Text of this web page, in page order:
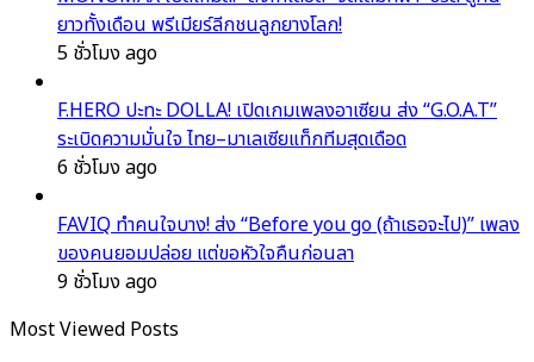
ยาวทั้งเดือน พรีเมียร์ลีกชนลูกยางโลก!
5 ชั่วโมง ago
F.HERO ปะทะ DOLLA! เปิดเกมเพลงอาเซียน ส่ง “G.O.A.T”
ระเบิดความมั่นใจ ไทย–มาเลเซียแท็กทีมสุดเดือด
6 ชั่วโมง ago
FAVIQ ทำคนใจบาง! ส่ง “Before you go (ถ้าเธอจะไป)” เพลง
ของคนยอมปล่อย แต่ขอหัวใจคืนก่อนลา
9 ชั่วโมง ago
Most Viewed Posts